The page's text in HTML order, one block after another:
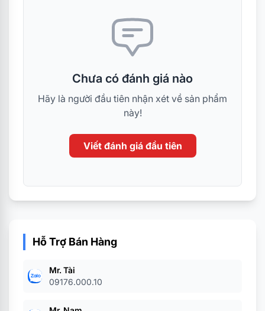
Chưa có đánh giá nào
Hãy là người đầu tiên nhận xét về sản phẩm
này!
Viết đánh giá đầu tiên
Hỗ Trợ Bán Hàng
Mr. Tài
09176.000.10